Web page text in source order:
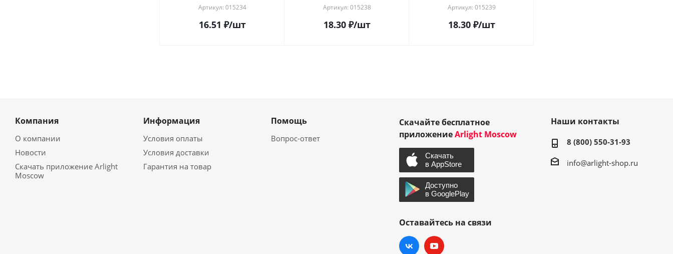
Артикул: 015234
16.51 ₽/шт
Артикул: 015238
18.30₽/шт
Артикул: 015239
18.30₽/шт
Компания
О компании
Новости
Скачать приложение Arlight
Moscow
Информация
Условия оплаты
Условия доставки
Гарантия на товар
Помощь
Вопрос-ответ
Скачайте бесплатное
приложениеArlight Moscow
Оставайтесь на связи
Наши контакты
8 (800) 550-31-93
info@arlight-shop.ru